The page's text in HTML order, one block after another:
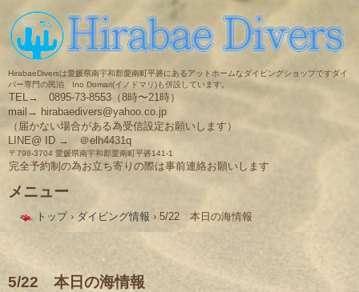
HirabaeDiversは愛媛県南宇和郡愛南町平碆にあるアットホームなダイビングショップですダイ
バー専門の民泊 Ino Domari(イノドマリ)も併設しています。
TEL→ 0895-73-8553（8時〜21時）
mail→ hirabaedivers@yahoo.co.jp
（届かない場合がある為受信設定お願いします）
LINE@ ID → ＠elh4431q
〒798-3704 愛媛県南宇和郡愛南町平碆141-1
完全予約制の為お立ち寄りの際は事前連絡お願いします
メニュー
へ
ス
トップ › ダイビング情報 › 5/22 本日の海情報
5/22 本日の海情報